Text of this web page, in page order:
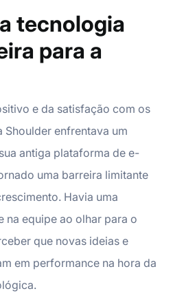
tecnologia
para a
e da satisfação com os
Shoulder enfrentava um
antiga plataforma de e-
uma barreira limitante
Havia uma
na equipe ao olhar para o
que novas ideias e
em performance na hora da